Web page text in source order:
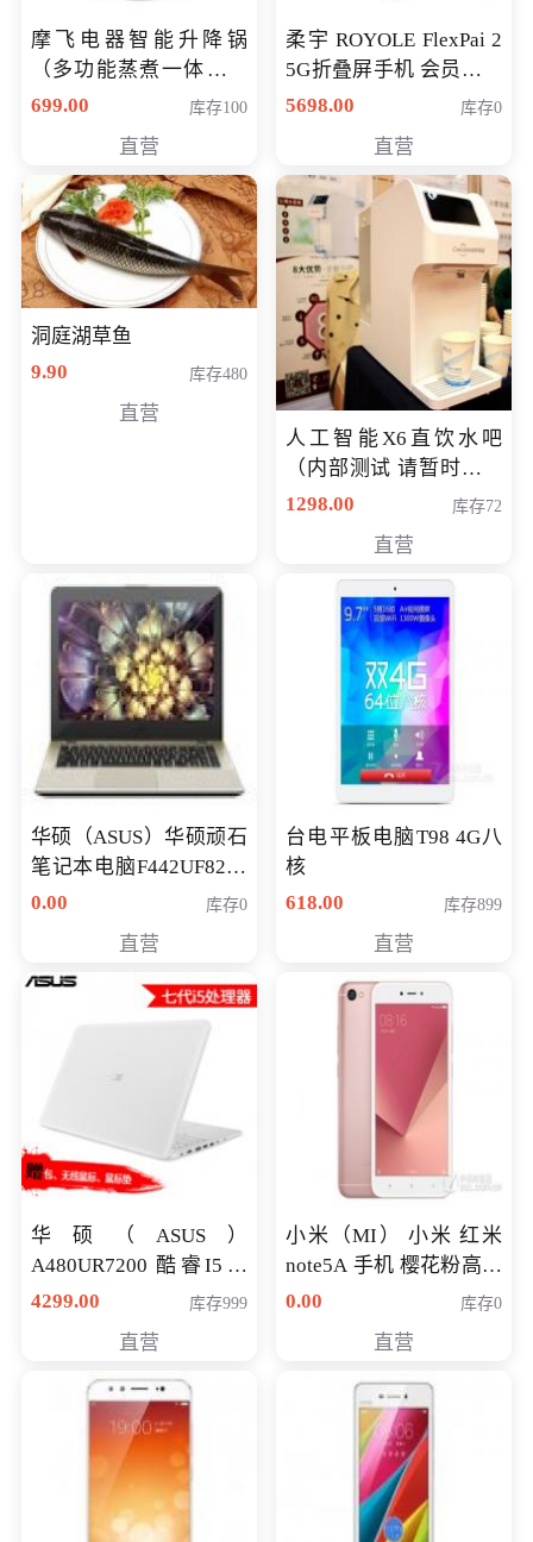
摩飞电器智能升降锅
（多功能蒸煮一体锅）
（智能升降养生锅） 会
699.00 库存100
直营
柔宇 ROYOLE FlexPai 2
5G折叠屏手机 会员专享
购买价格 4998元
5698.00 库存0
直营
洞庭湖草鱼
9.90
库存480
直营
人工智能X6直饮水吧
（内部测试 请暂时不要
购买）
1298.00 库存72
直营
华硕（ASUS）华硕顽石
笔记本电脑F442UF8250
八代独显轻薄办公商务
0.00 库存0
直营
台电平板电脑T98 4G八
核
618.00
库存899
直营
华硕（ASUS）
A480UR7200 酷睿I5超
薄学生办公游戏独显笔
NV930-2G独
4299.00 库存999
直营
小米（MI） 小米 红米
note5A 手机 樱花粉高配
版 全网通(3G+32G)
0.00 库存0
直营